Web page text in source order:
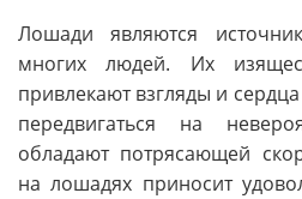
Лошади являются
многих людей. Их
привлекают взгляды и
передвигаться на
обладают потрясающей
на лошадях приносит